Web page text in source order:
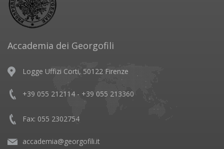
Accademia dei Georgofili
Logge Uffizi Corti, 50122 Firenze
+39 055 212114 - +39 055 213360
Fax: 055 2302754
accademia@georgofili.it